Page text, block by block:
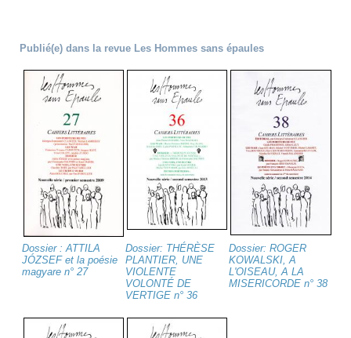
Publié(e) dans la revue Les Hommes sans épaules
Dossier : ATTILA
JÓZSEF et la poésie
magyare n° 27
Dossier: THÉRÈSE
PLANTIER, UNE
VIOLENTE
VOLONTÉ DE
VERTIGE n° 36
Dossier: ROGER
KOWALSKI, A
L'OISEAU, A LA
MISERICORDE n° 38